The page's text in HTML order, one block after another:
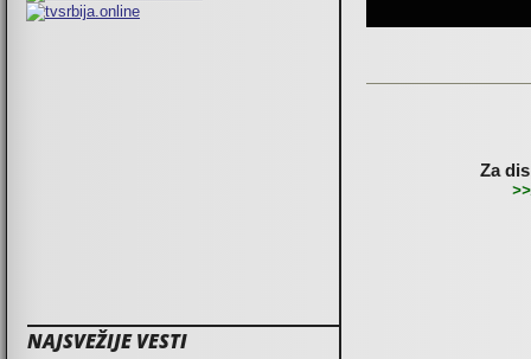
NAJSVEŽIJE VESTI
Za